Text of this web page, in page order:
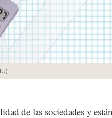
)
de las sociedades y están